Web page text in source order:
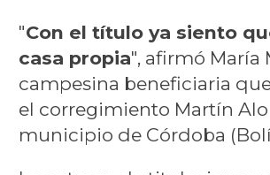
"Con el título ya siento
casa propia", afirmó María
campesina beneficiaria
el corregimiento Martín
municipio de Córdoba